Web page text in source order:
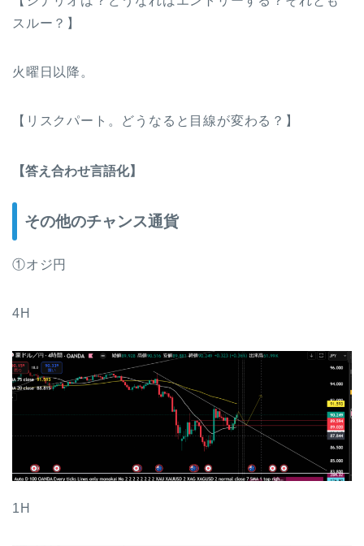
スルー？】
火曜日以降。
【リスクパート。どうなると目線が変わる？】
【答え合わせ言語化】
その他のチャンス通貨
①オジ円
4H
1H